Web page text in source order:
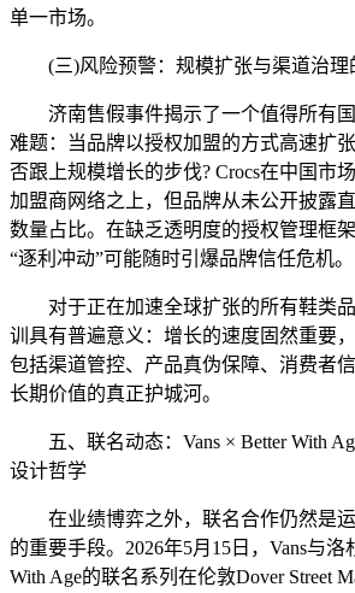
单一市场。
(三)风险预警：规模扩张与渠道治理
济南售假事件揭示了一个值得所有国
难题：当品牌以授权加盟的方式高速扩
否跟上规模增长的步伐? Crocs在中国市
加盟商网络之上，但品牌从未公开披露
数量占比。在缺乏透明度的授权管理框
“逐利冲动”可能随时引爆品牌信任危机。
对于正在加速全球扩张的所有鞋类品
训具有普遍意义：增长的速度固然重要
包括渠道管控、产品真伪保障、消费
长期价值的真正护城河。
五、联名动态：Vans × Better With
设计哲学
在业绩博弈之外，联名合作仍然是运
的重要手段。2026年5月15日，Vans与洛
With Age的联名系列在伦敦Dover Street